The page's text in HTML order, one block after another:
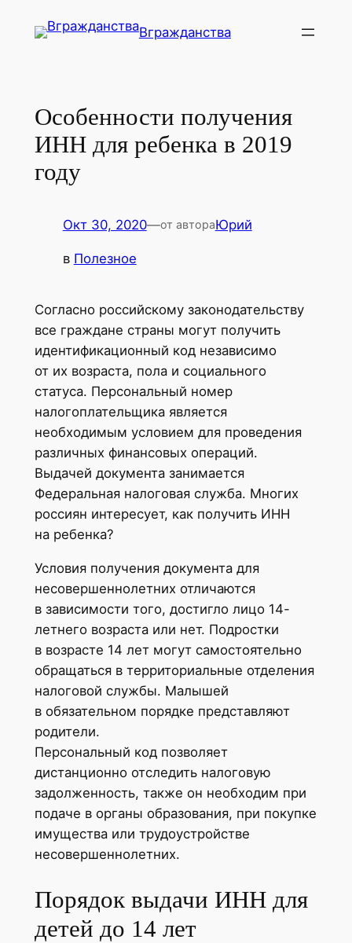
Вгражданства
Особенности получения
ИНН для ребенка в 2019
году
Окт 30, 2020—от автораЮрий
в Полезное
Согласно российскому законодательству
все граждане страны могут получить
идентификационный код независимо
от их возраста, пола и социального
статуса. Персональный номер
налогоплательщика является
необходимым условием для проведения
различных финансовых операций.
Выдачей документа занимается
Федеральная налоговая служба. Многих
россиян интересует, как получить ИНН
на ребенка?
Условия получения документа для
несовершеннолетних отличаются
в зависимости того, достигло лицо 14-
летнего возраста или нет. Подростки
в возрасте 14 лет могут самостоятельно
обращаться в территориальные отделения
налоговой службы. Малышей
в обязательном порядке представляют
родители.
Персональный код позволяет
дистанционно отследить налоговую
задолженность, также он необходим при
подаче в органы образования, при покупке
имущества или трудоустройстве
несовершеннолетних.
Порядок выдачи ИНН для
детей до 14 лет